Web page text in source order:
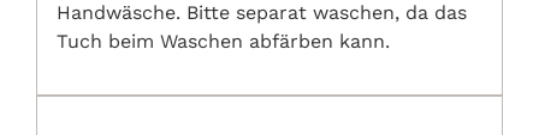
Handwäsche. Bitte separat waschen, da das
Tuch beim Waschen abfärben kann.